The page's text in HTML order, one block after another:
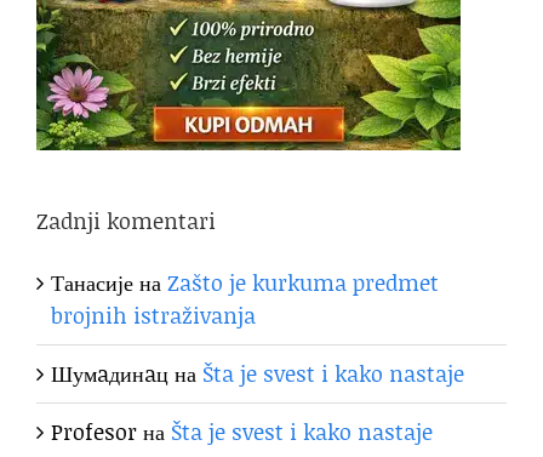
Zadnji komentari
ТанасијенаZašto je kurkuma predmet
brojnih istraživanja
Шумaдинaцна Šta je svest i kako nastaje
Profesorна Šta je svest i kako nastaje